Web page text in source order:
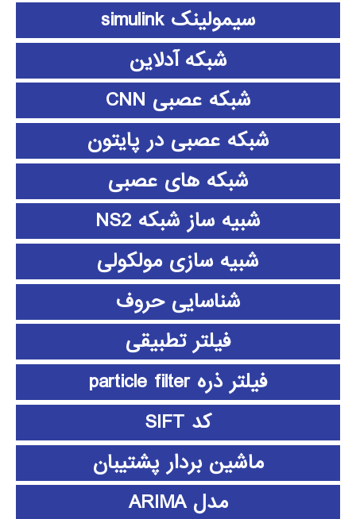
سیمولینک simulink
شبکه آدلاین
شبکه عصبی CNN
شبکه عصبی در پایتون
شبکه های عصبی
شبیه ساز شبکه NS2
شبیه سازی مولکولی
شناسایی حروف
فیلتر تطبیقی
فیلتر ذره particle filter
کد SIFT
ماشین بردار پشتیبان
مدل ARIMA